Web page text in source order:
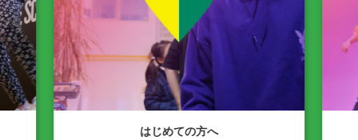
SPACE N公式Instagram